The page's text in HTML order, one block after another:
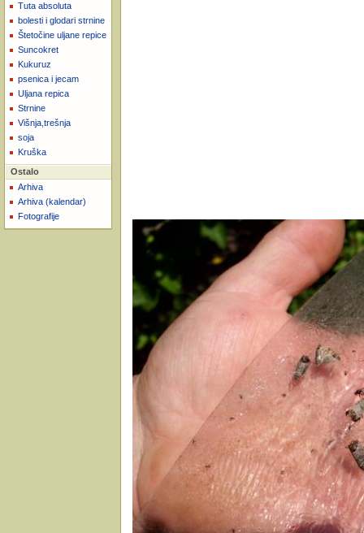
Tuta absoluta
bolesti i glodari strnine
Štetočine uljane repice
Suncokret
Kukuruz
psenica i jecam
Uljana repica
Strnine
Višnja,trešnja
soja
Kruška
Ostalo
Arhiva
Arhiva (kalendar)
Fotografije